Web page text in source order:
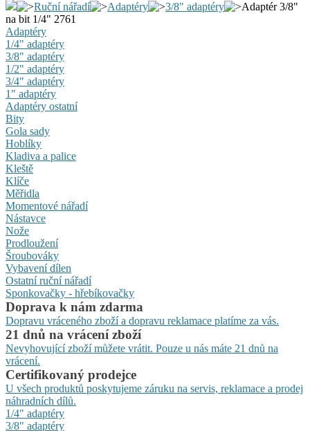
Ruční nářadí Adaptéry 3/8" adaptéry
Adaptér 3/8"
na bit 1/4" 2761
Adaptéry
1/4" adaptéry
3/8" adaptéry
1/2" adaptéry
3/4" adaptéry
1" adaptéry
Adaptéry ostatní
Bity
Gola sady
Hoblíky
Kladiva a palice
Kleště
Klíče
Měřidla
Momentové nářadí
Nástavce
Nože
Prodloužení
Šroubováky
Vybavení dílen
Ostatní ruční nářadí
Sponkovačky - hřebíkovačky
Doprava k nám zdarma
Dopravu vráceného zboží a dopravu reklamace platíme za vás.
21 dnů na vrácení zboží
Nevyhovující zboží můžete vrátit. Pouze u nás máte 21 dnů na
vrácení.
Certifikovaný prodejce
U všech produktů poskytujeme záruku na servis, reklamace a prodej
náhradních dílů.
1/4" adaptéry
3/8" adaptéry